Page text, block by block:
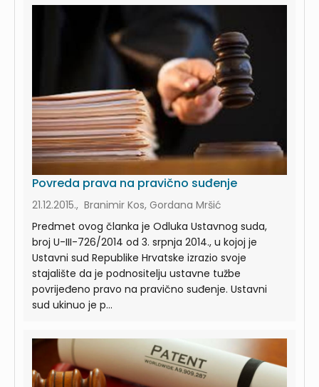
Povreda prava na pravično suđenje
21.12.2015., Branimir Kos, Gordana Mršić
Predmet ovog članka je Odluka Ustavnog suda,
broj U-III-726/2014 od 3. srpnja 2014., u kojoj je
Ustavni sud Republike Hrvatske izrazio svoje
stajalište da je podnositelju ustavne tužbe
povrijeđeno pravo na pravično suđenje. Ustavni
sud ukinuo je p...